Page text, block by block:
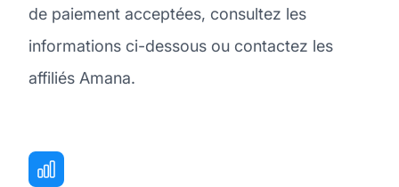
de paiement acceptées, consultez les
informations ci-dessous ou contactez les
affiliés Amana.